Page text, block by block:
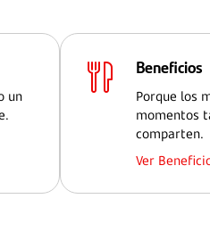
un
Beneficios
Porque los
momentos
comparten.
Ver